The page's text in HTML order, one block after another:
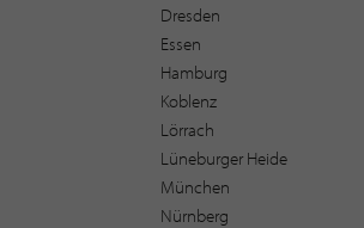
Dresden
Essen
Hamburg
Koblenz
Lörrach
Lüneburger Heide
München
Nürnberg